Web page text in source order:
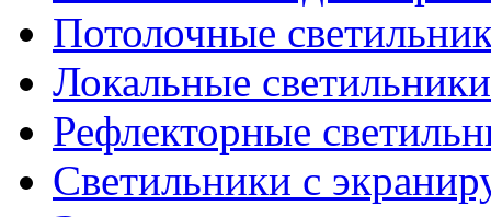
Потолочные
Локальные светильники
Рефлекторные
Светильники с